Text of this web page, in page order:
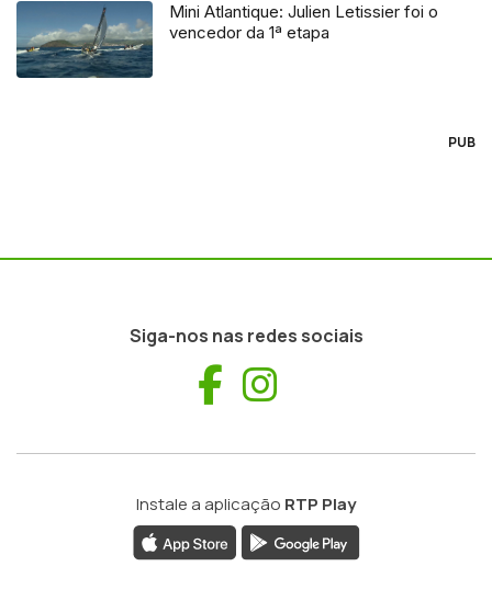
Mini Atlantique: Julien Letissier foi o
vencedor da 1ª etapa
PUB
Siga-nos nas redes sociais
Facebook
Instale a aplicação RTP Play